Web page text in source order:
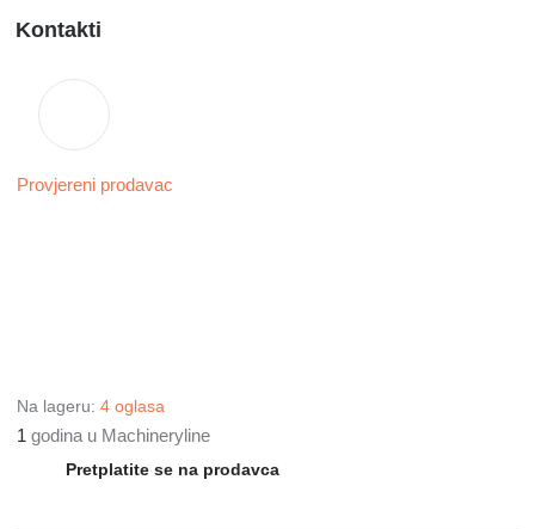
Kontakti
Provjereni prodavac
Na lageru: 4 oglasa
1 godina u Machineryline
Pretplatite se na prodavca